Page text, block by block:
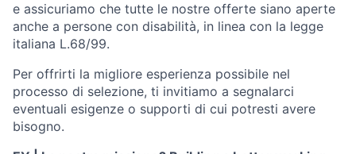
e assicuriamo che tutte le nostre offerte siano aperte
anche a persone con disabilità, in linea con la legge
italiana L.68/99.
Per offrirti la migliore esperienza possibile nel
processo di selezione, ti invitiamo a segnalarci
eventuali esigenze o supporti di cui potresti avere
bisogno.